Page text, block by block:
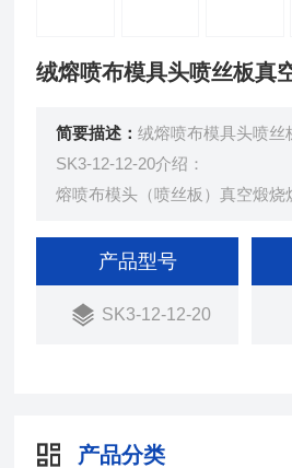
绒熔喷布模具头喷丝板真
简要描述：绒熔喷布模具头喷丝
SK3-12-12-20介绍：
熔喷布模头（喷丝板）真空煅烧
黑， 不变形。
2、真空煅烧，煅烧温度更低，
材质金属相不变化。
3，真空煅烧炉，发热均匀，
产品型号
SK3-12-12-20
产品分类